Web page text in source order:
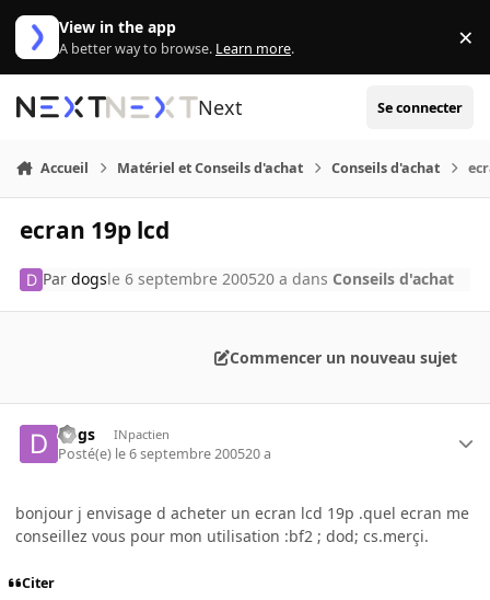
Aller au contenu
View in the app
A better way to browse. Learn more. ×
Next Se connecter
Accueil Matériel et Conseils d'achat Conseils d'achat
ecran 19p lcd
Pardogsle 6 septembre 200520 a dans Conseils d'achat
Commencer un nouveau sujet
dogs INpactien
Posté(e) le 6 septembre 200520 a
bonjour j envisage d acheter un ecran lcd 19p .quel ecran me
conseillez vous pour mon utilisation :bf2 ; dod; cs.merçi.
Citer